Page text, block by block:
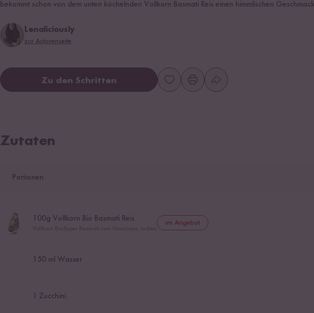
bekommt schon von dem unten köchelnden Vollkorn Basmati Reis einen himmlischen
Lenaliciously
zur Autorenseite
Zu den Schritten
Zutaten
Portionen
100g Vollkorn Bio Basmati Reis im Angebot
150ml Wasser
1 Zucchini